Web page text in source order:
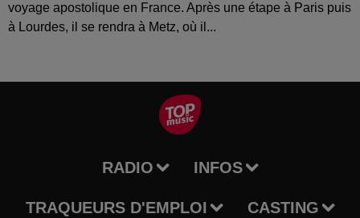
voyage apostolique en France. Après une étape à Paris puis
à Lourdes, il se rendra à Metz, où il...
RADIO INFOS
TRAQUEURS D'EMPLOI CASTING